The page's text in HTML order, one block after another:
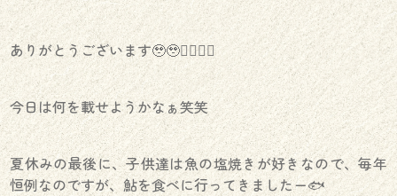
ありがとうございます🥹🥹🙇‍♀️🙇‍♀️
今日は何を載せようかなぁ笑笑
夏休みの最後に、子供達は魚の塩焼きが好きなので、毎年
恒例なのですが、鮎を食べに行ってきましたー🐟